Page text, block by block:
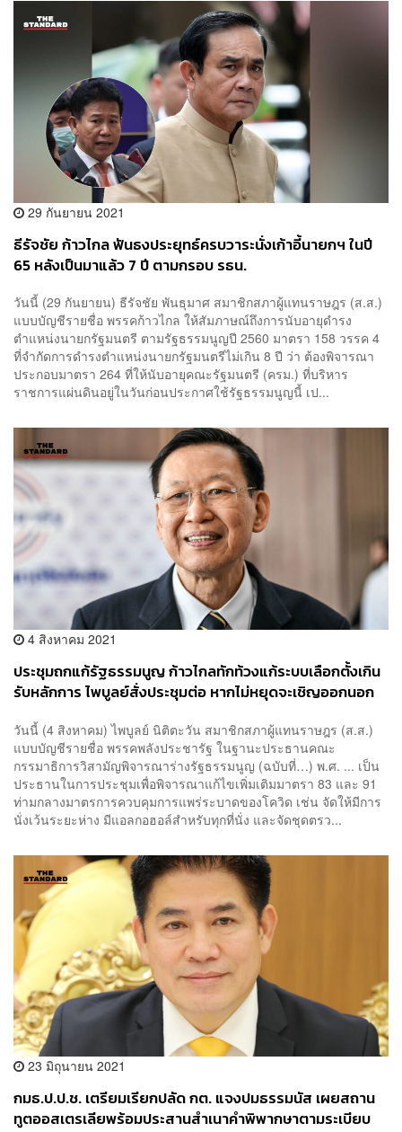
29 กันยายน 2021
ธีรัจชัย ก้าวไกล ฟันธงประยุทธ์ครบวาระนั่งเก้าอี้นายกฯ ในปี
65 หลังเป็นมาแล้ว 7 ปี ตามกรอบ รธน.
วันนี้ (29 กันยายน) ธีรัจชัย พันธุมาศ สมาชิกสภาผู้แทนราษฎร (ส.ส.)
แบบบัญชีรายชื่อ พรรคก้าวไกล ให้สัมภาษณ์ถึงการนับอายุดำรง
ตำแหน่งนายกรัฐมนตรี ตามรัฐธรรมนูญปี 2560 มาตรา 158 วรรค 4
ที่จำกัดการดำรงตำแหน่งนายกรัฐมนตรีไม่เกิน 8 ปี ว่า ต้องพิจารณา
ประกอบมาตรา 264 ที่ให้นับอายุคณะรัฐมนตรี (ครม.) ที่บริหาร
ราชการแผ่นดินอยู่ในวันก่อนประกาศใช้รัฐธรรมนูญนี้ เป...
4 สิงหาคม 2021
ประชุมถกแก้รัฐธรรมนูญ ก้าวไกลทักท้วงแก้ระบบเลือกตั้งเกิน
รับหลักการ ไพบูลย์สั่งประชุมต่อ หากไม่หยุดจะเชิญออกนอก
วันนี้ (4 สิงหาคม) ไพบูลย์ นิติตะวัน สมาชิกสภาผู้แทนราษฎร (ส.ส.)
แบบบัญชีรายชื่อ พรรคพลังประชารัฐ ในฐานะประธานคณะ
กรรมาธิการวิสามัญพิจารณาร่างรัฐธรรมนูญ (ฉบับที่…) พ.ศ. ... เป็น
ประธานในการประชุมเพื่อพิจารณาแก้ไขเพิ่มเติมมาตรา 83 และ 91
ท่ามกลางมาตรการควบคุมการแพร่ระบาดของโควิด เช่น จัดให้มีการ
นั่งเว้นระยะห่าง มีแอลกอฮอล์สำหรับทุกที่นั่ง และจัดชุดตรว...
23 มิถุนายน 2021
กมธ.ป.ป.ช. เตรียมเรียกปลัด กต. แจงปมธรรมนัส เผยสถาน
ทูตออสเตรเลียพร้อมประสานสำเนาคำพิพากษาตามระเบียบ